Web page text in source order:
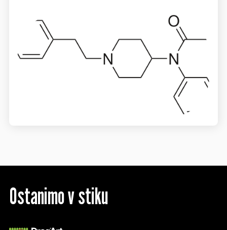
Ostanimo v stiku